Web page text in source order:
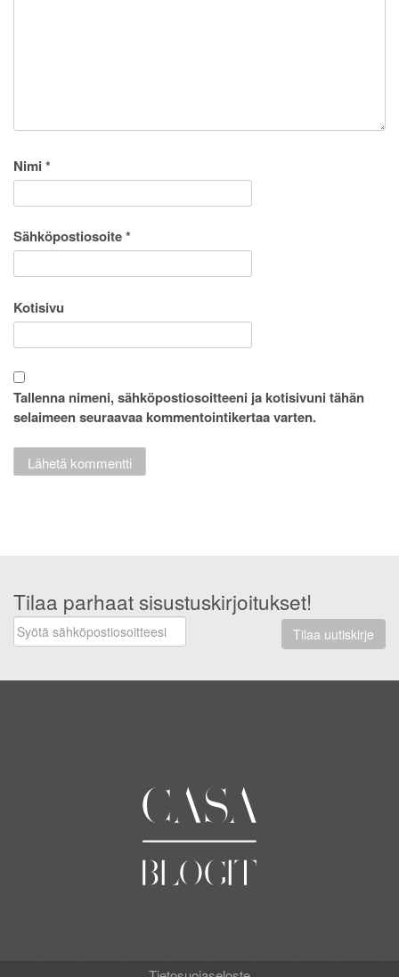
Nimi *
Sähköpostiosoite*
Kotisivu
Tallenna nimeni, sähköpostiosoitteeni ja kotisivuni tähän
selaimeen seuraavaa kommentointikertaa varten.
Tilaa parhaat sisustuskirjoitukset!
Tilaa uutiskirje